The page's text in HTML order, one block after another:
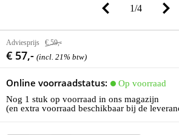
1/4
Adviesprijs € 59,-
€ 57,- (incl. 21% btw)
Online voorraadstatus:
Op voorraad
Nog 1 stuk op voorraad in ons magazijn
(en extra voorraad beschikbaar bij de